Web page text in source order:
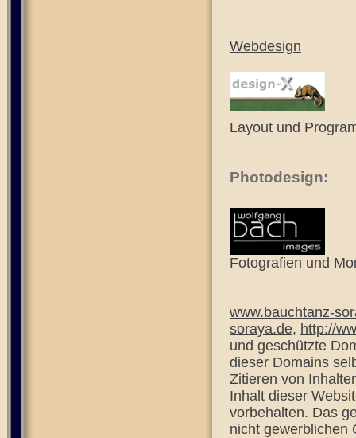
Webdesign
Layout und
Photodesign:
Fotografien und
www.bauchtanz-
soraya.de, http://
und geschützte
dieser Domains
Zitieren von
Inhalt dieser
vorbehalten. Das
nicht gewerblichen